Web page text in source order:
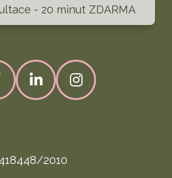
- 20 minut ZDARMA
2010